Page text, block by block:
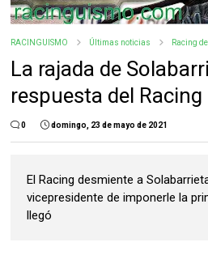
RACINGUISMO Últimas noticias Racing
La rajada de
respuesta del Racing
0 domingo, 23 de mayo de 2021
El Racing desmiente a
vicepresidente de imponerle la
llegó